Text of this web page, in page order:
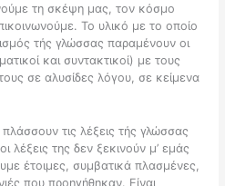
τη σκέψη μας, τον κόσμο
Το υλικό με το οποίο
τής γλώσσας παραμένουν οι
και συντακτικοί) με τους
σε αλυσίδες λόγου, σε κείμενα
τις λέξεις τής γλώσσας
λέξεις της δεν ξεκινούν μ’ εμάς
έτοιμες, συμβατικά πλασμένες,
που προηγήθηκαν. Είναι